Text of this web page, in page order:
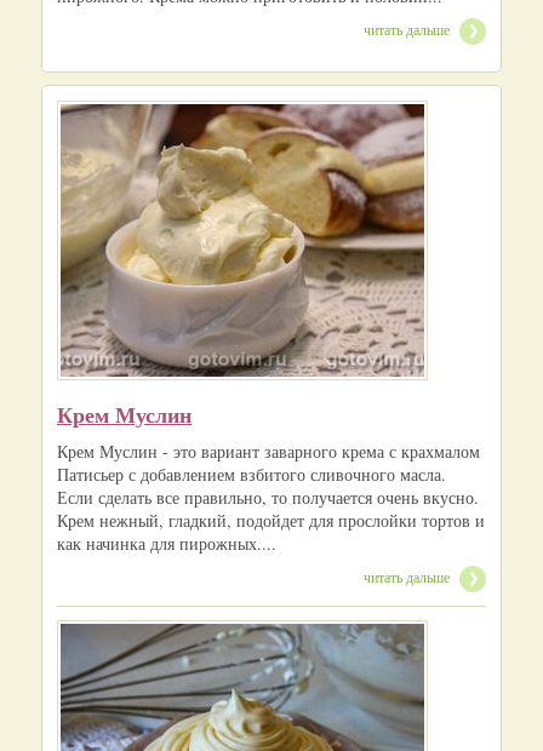
читать дальше
Крем Муслин
Крем Муслин - это вариант заварного крема с крахмалом
Патисьер с добавлением взбитого сливочного масла.
Если сделать все правильно, то получается очень вкусно.
Крем нежный, гладкий, подойдет для прослойки тортов и
как начинка для пирожных....
читать дальше